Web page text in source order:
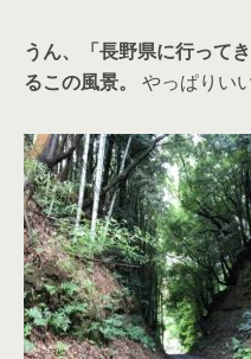
うん、「長野県に行って
るこの風景。
やっぱりい